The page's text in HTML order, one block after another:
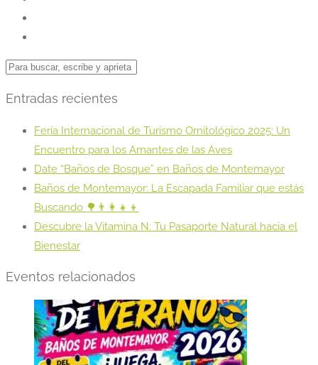
Entradas recientes
Feria Internacional de Turismo Ornitológico 2025: Un
Encuentro para los Amantes de las Aves
Date “Baños de Bosque” en Baños de Montemayor
Baños de Montemayor: La Escapada Familiar que estás
Buscando 🌳👨‍👩‍👧‍👦
Descubre la Vitamina N: Tu Pasaporte Natural hacia el
Bienestar
Eventos relacionados